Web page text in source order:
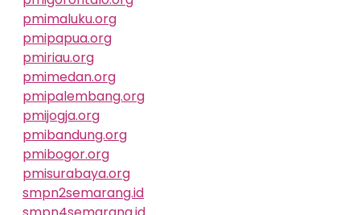
pmimaluku.org
pmipapua.org
pmiriau.org
pmimedan.org
pmipalembang.org
pmijogja.org
pmibandung.org
pmibogor.org
pmisurabaya.org
smpn2semarang.id